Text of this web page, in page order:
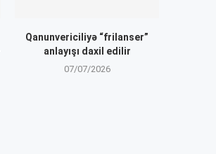
Qanunvericiliyə “frilanser”
anlayışı daxil edilir
07/07/2026